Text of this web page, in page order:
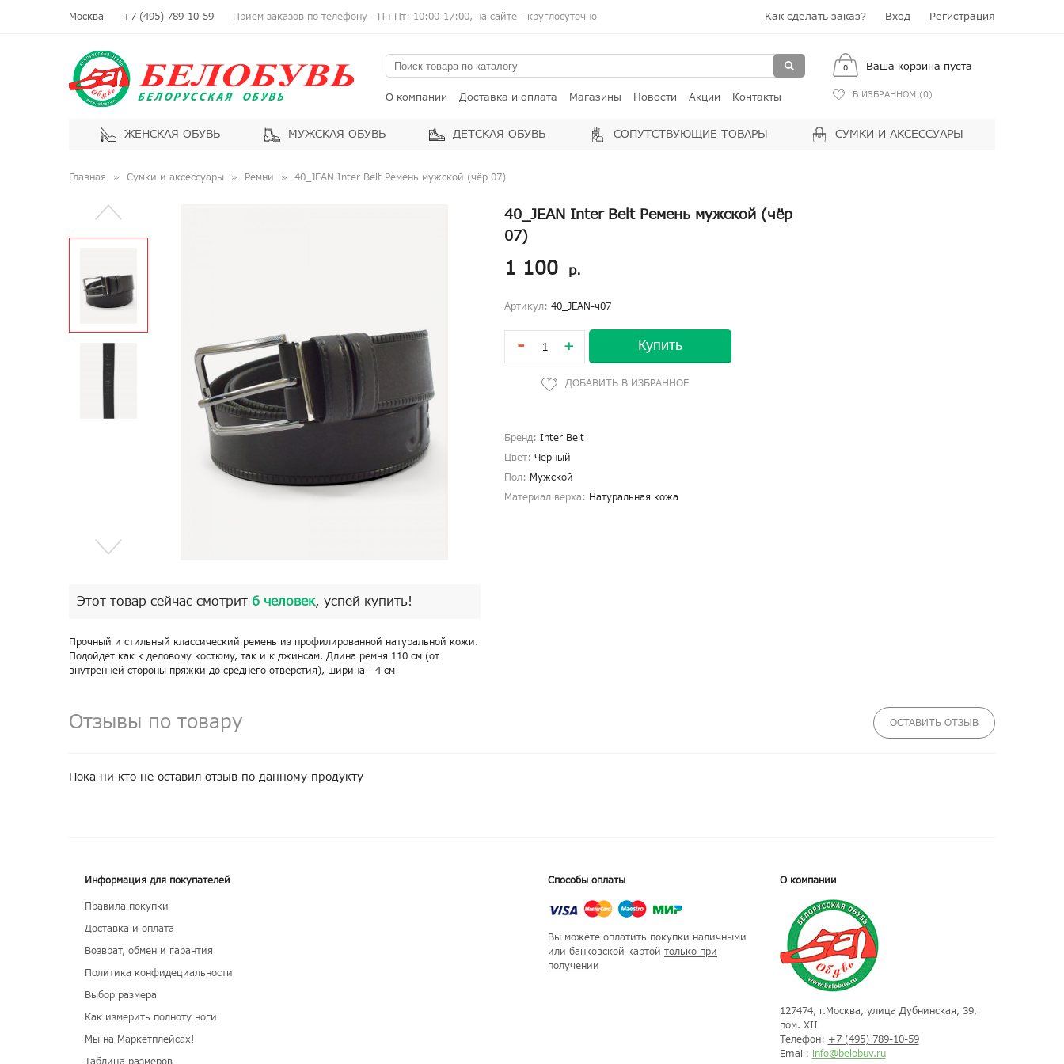
Москва +7 (495) 789-10-59 Приём заказов по телефону - Пн-Пт: 10:00-17:00, на сайте - круглосуточно Как сделать заказ? Вход Регистрация
О компании Доставка и оплата Магазины Новости Акции Контакты
0 Ваша корзина пуста
В ИЗБРАННОМ (0)
ЖЕНСКАЯ ОБУВЬ МУЖСКАЯ ОБУВЬ ДЕТСКАЯ ОБУВЬ СОПУТСТВУЮЩИЕ ТОВАРЫ СУМКИ И АКСЕССУАРЫ
Главная Сумки и аксессуары Ремни 40_JEAN Inter Belt Ремень мужской (чёр 07)
Этот товар сейчас смотрит 6 человек, успей купить!
Прочный и стильный классический ремень из профилированной натуральной кожи.
Подойдет как к деловому костюму, так и к джинсам. Длина ремня 110 см (от
внутренней стороны пряжки до среднего отверстия), ширина - 4 см
40_JEAN Inter Belt Ремень мужской (чёр
07)
1 100 р.
Артикул: 40_JEAN-ч07
- + Купить
Бренд: Inter Belt
Цвет: Чёрный
Пол: Мужской
Материал верха: Натуральная кожа
Отзывы по товару ОСТАВИТЬ ОТЗЫВ
Пока ни кто не оставил отзыв по данному продукту
Информация для покупателей
Правила покупки
Доставка и оплата
Возврат, обмен и гарантия
Политика конфидециальности
Выбор размера
Как измерить полноту ноги
Мы на Маркетплейсах!
Способы оплаты
Вы можете оплатить покупки наличными
или банковской картой только при
получении
О компании
127474, г.Москва, улица Дубнинская, 39,
пом. XII
Телефон: +7 (495) 789-10-59
Email: info@belobuv.ru